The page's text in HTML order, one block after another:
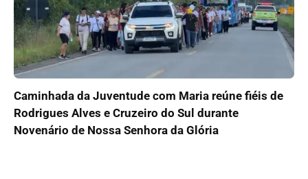
Caminhada da Juventude com Maria reúne fiéis de
Rodrigues Alves e Cruzeiro do Sul durante
Novenário de Nossa Senhora da Glória